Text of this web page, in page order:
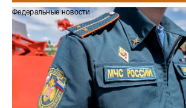
Федеральные новости